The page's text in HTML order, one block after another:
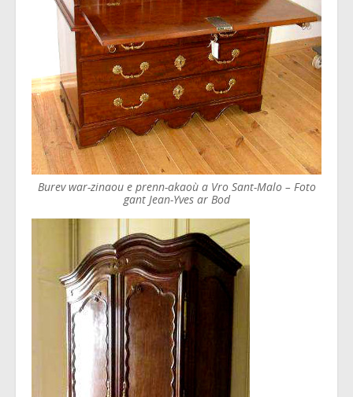
Burev war-zinaou e prenn-akaoù a Vro Sant-Malo – Foto
gant Jean-Yves ar Bod